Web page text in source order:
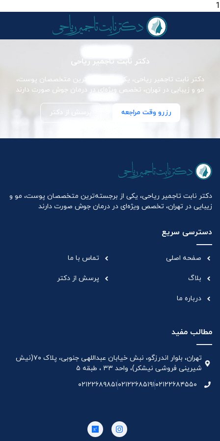
1
دکتر نابت تاجمیر ریاحی
دکتر نابت تاجمیر ریاحی، یکی از برجسته‌ترین متخصصان پوست،
مو و زیبایی در تهران، تخصص ویژه‌ای در درمان جوش صورت دارند
رزرو وقت مراجعه پرسش از دکتر
دکتر نابت تاجمیر ریاحی، یکی از برجسته‌ترین متخصصان پوست، مو و
زیبایی در تهران، تخصص ویژه‌ای در درمان جوش صورت دارند
دسترسی سریع
صفحه اصلی
بلاگ
درباره ما
تماس با ما
پرسش از دکتر
مطالب مفید
تهران، بلوار اندرزگو، نبش خیابان عبداللهی جنوبی، پلاک ۷۰(نیش
شیرینی فروشی نیشکر)، واحد ۳۳ ، طبقه ۵
۰۲۱۲۲۶۸۴۵۵۰۰۲۱۲۲۶۸۵۱۹۱۰۲۱۲۲۶۸۹۸۵۱